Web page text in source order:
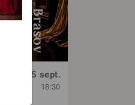
Sâm, 5 sept.
18:30